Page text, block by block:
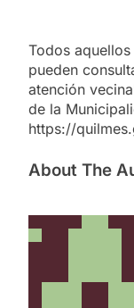
Todos
pueden
atención
de la
https://
About The